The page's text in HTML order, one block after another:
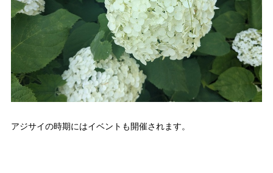
アジサイの時期にはイベントも開催されます。